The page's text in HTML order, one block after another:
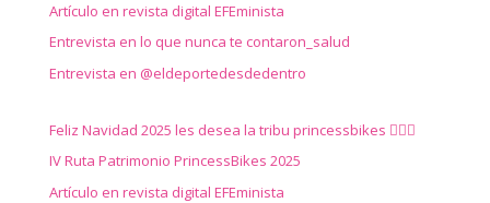
Artículo en revista digital EFEminista
Entrevista en lo que nunca te contaron_salud
Entrevista en @eldeportedesdedentro
Feliz Navidad 2025 les desea la tribu princessbikes 🚴‍♀️✨
IV Ruta Patrimonio PrincessBikes 2025
Artículo en revista digital EFEminista